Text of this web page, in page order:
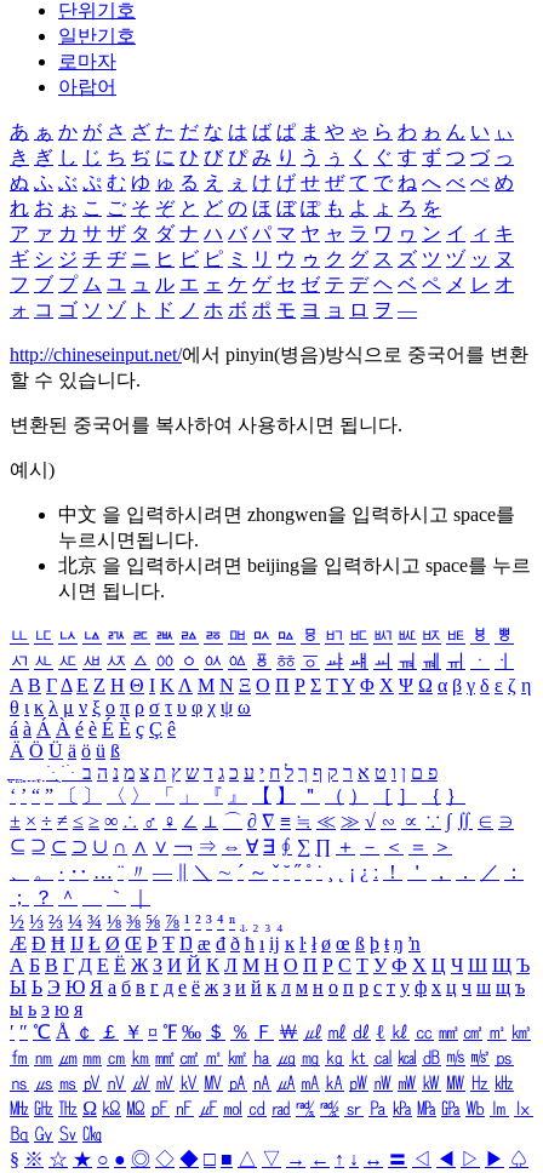
단위기호
일반기호
로마자
아랍어
あ ぁ か が さ ざ た だ な は ば ぱ ま や ゃ ら わ ゎ ん い ぃ
き ぎ し じ ち ぢ に ひ び ぴ み り う ぅ く ぐ す ず つ づ っ
ぬ ふ ぶ ぷ む ゆ ゅ る え ぇ け げ せ ぜ て で ね へ べ ぺ め
れ お ぉ こ ご そ ぞ と ど の ほ ぼ ぽ も よ ょ ろ を
ア ァ カ サ ザ タ ダ ナ ハ バ パ マ ヤ ャ ラ ワ ヮ ン イ ィ キ
ギ シ ジ チ ヂ ニ ヒ ビ ピ ミ リ ウ ゥ ク グ ス ズ ツ ヅ ッ ヌ
フ ブ プ ム ユ ュ ル エ ェ ケ ゲ セ ゼ テ デ ヘ ベ ペ メ レ オ
ォ コ ゴ ソ ゾ ト ド ノ ホ ボ ポ モ ヨ ョ ロ ヲ ―
http://chineseinput.net/에서 pinyin(병음)방식으로 중국어를 변환
할 수 있습니다.
변환된 중국어를 복사하여 사용하시면 됩니다.
예시)
中文 을 입력하시려면 zhongwen을 입력하시고 space를
누르시면됩니다.
北京 을 입력하시려면 beijing을 입력하시고 space를 누르
시면 됩니다.
ㅥ ㅦ ㅧ ㅨ ㅩ ㅪ ㅫ ㅬ ㅭ ㅮ ㅯ ㅰ ㅱ ㅲ ㅳ ㅴ ㅵ ㅶ ㅷ ㅸ
ㅹ
ㅺ ㅻ ㅼ ㅽ ㅾ ㅿ ㆀ ㆁ ㆂ ㆃ ㆄ ㆅ ㆆ ㆇ ㆈ ㆉ ㆊ ㆋ ㆌ ㆍ
ㆎ
Α Β ΓΔ Ε Ζ Η Θ Ι ΚΛ Μ Ν Ξ Ο Π Ρ Σ ΤΥ Φ Χ Ψ Ω α β γ δ ε ζ η
θ ι κ λ μ ν ξ ο π ρ σ τ υ φ χ ψ ω
á à Á À é è É È ç Ç ê
Ä Ö Ü ä ö ü ß
ִֶֹ ֻּ ׁׂ פ ם ן ו ט א ר ק ף ך ל ח י ע כ ג ד ש ץ ת צ מ נ ה ב
‘ ’ “ ” 〔 〕 〈 〉 「 」 『 』 【 】 ＂ （ ） ［ ］ ｛ ｝
± × ÷ ≠ ≤ ≥ ∞ ∴ ♂ ♀ ∠ ⊥ ⌒ ∂ ∇ ≡ ≒ ≪ ≫ √ ∽ ∝ ∵ ∫ ∬ ∈ ∋
⊆ ⊇ ⊂ ⊃ ∪ ∩ ∧ ∨ ￢ ⇒ ⇔ ∀ ∃ ∮ ∑ ∏ ＋ － ＜ ＝
＞
、
。 · ‥ … ¨ 〃 ― ＼ ∼ ´ ～ ˇ ˘ ˝ ˚ ˙ ¸ ¡ ¿ ː ！ ＇ ， ． ／
：
；
？ ＾ ｀
½ ⅓ ⅔ ¼ ¾ ⅛ ⅜ ⅝ ⅞ ¹ ² ³ ⁴ ⁿ ₁ ₂ ₃ ₄
Æ Ð Ħ Ĳ Ł Ø Œ Þ Ŧ Ŋ æ đ ð ħ ı ĳ ĸ ŀ ł ø œ ß þ ŧ ŋ ŉ
А Б В Г Д Е Ё Ж З И Й К Л М Н О П Р С Т У Ф Х Ц Ч Ш Щ Ъ
Ы Ь Э Ю Я а б в г д е ё ж з и й к л м н о п р с т у ф х ц ч ш щ ъ
ы ь э ю я
′ ″ ℃ Å ￠ ￡ ￥ ¤ ℉ ‰ ＄ ％ Ｆ ￦ ㎕ ㎖ ㎗ ℓ ㎘ ㏄ ㎣ ㎤ ㎥ ㎦
㎙ ㎚ ㎛ ㎜ ㎝ ㎞ ㎟ ㎠ ㎡ ㎢ ㏊ ㎍ ㎎ ㎏ ㏏ ㎈ ㎉ ㏈ ㎧ ㎨ ㎰
㎱ ㎲ ㎳ ㎴ ㎵ ㎶ ㎷ ㎸ ㎹ ㎀ ㎁ ㎂ ㎃ ㎄ ㎺ ㎻ ㎽ ㎾ ㎿ ㎐ ㎑
㎒ ㎓ ㎔ Ω ㏀ ㏁ ㎊ ㎋ ㎌ ㏖ ㏅ ㎭ ㎮ ㎯ ㏛ ㎩ ㎪ ㎫ ㎬ ㏝ ㏐
㏓
㏃ ㏉ ㏜ ㏆
§ ※ ☆ ★ ○ ● ◎ ◇ ◆ □ ■ △ ▽ → ← ↑ ↓ ↔ 〓 ◁ ◀ ▷ ▶ ♤